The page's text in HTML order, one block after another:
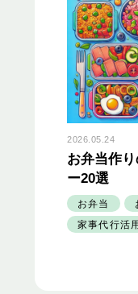
2026.05.24
お弁当作
ー20選
お弁当
家事代行活